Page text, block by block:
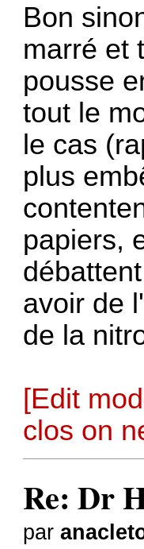
Bon
marré et
pousse
tout le
le cas
plus
papiers,
avoir de
de la
[Edit
clos on
Re: Dr
par